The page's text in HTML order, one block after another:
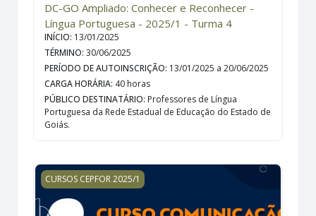
DC-GO Ampliado: Conhecer e Reconhecer -
Língua Portuguesa - 2025/1 - Turma 4
INÍCIO: 13/01/2025
TÉRMINO:30/06/2025
PERÍODO DE AUTOINSCRIÇÃO: 13/01/2025 a 20/06/2025
CARGA HORÁRIA: 40 horas
PÚBLICO DESTINATÁRIO: Professores de Língua
Portuguesa da Rede Estadual de Educação do Estado de
Goiás.
COMUNICAÇÃO E LIDERANÇA: IN THE WORKPLACE -
CURSOS CEPFOR 2025/1